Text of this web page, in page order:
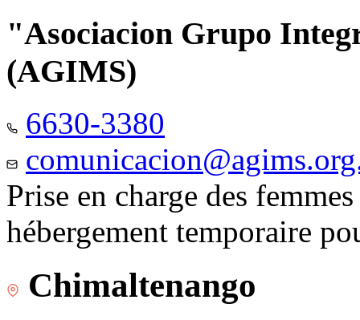
"Asociacion Grupo
(AGIMS)
6630-3380
Prise en charge des
hébergement temporaire
Chimaltenango